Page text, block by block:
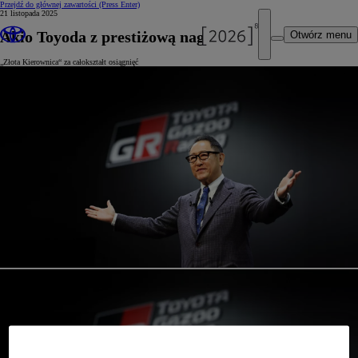
Przejdź do głównej zawartości (Press Enter)
Otwórz menu
21 listopada 2025
Akio Toyoda z prestiżową nagrodą
„Złota Kierownica“ za całokształt osiągnięć